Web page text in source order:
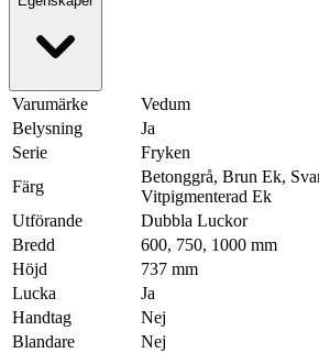
Varumärke
Vedum
Belysning
Ja
Serie
Fryken
Färg
Betonggrå, Brun Ek,
Vitpigmenterad Ek
Utförande
Dubbla Luckor
Bredd
600, 750, 1000 mm
Höjd
737 mm
Lucka
Ja
Handtag
Nej
Blandare
Nej